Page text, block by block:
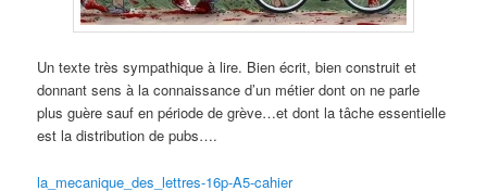
Un texte très sympathique à lire. Bien écrit, bien construit et
donnant sens à la connaissance d’un métier dont on ne parle
plus guère sauf en période de grève…et dont la tâche essentielle
est la distribution de pubs….
la_mecanique_des_lettres-16p-A5-cahier